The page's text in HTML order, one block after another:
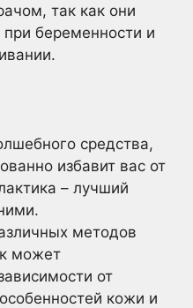
так как они
беременности и
средства,
избавит вас от
– лучший
методов
может
от
кожи и